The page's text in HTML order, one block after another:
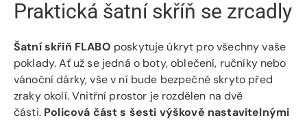
Praktická šatní skříň se zrcadly
Šatní skříň FLABO poskytuje úkryt pro všechny vaše
poklady. Ať už se jedná o boty, oblečení, ručníky nebo
vánoční dárky, vše v ní bude bezpečně skryto před
zraky okolí. Vnitřní prostor je rozdělen na dvě
části. Policová část s šesti výškově nastavitelnými